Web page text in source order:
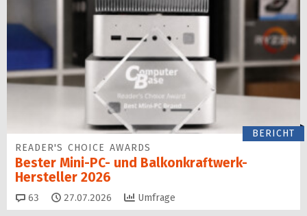
BERICHT
READER'S CHOICE AWARDS
Bester Mini-PC- und Balkonkraftwerk-
Hersteller 2026
63 Kommentare
27.07.2026 Umfrage